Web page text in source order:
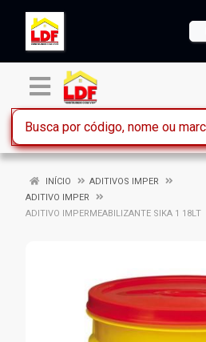
INÍCIO
ADITIVOS IMPER
ADITIVO IMPER
ADITIVO IMPERMEABILIZANTE SIKA 1 18LT